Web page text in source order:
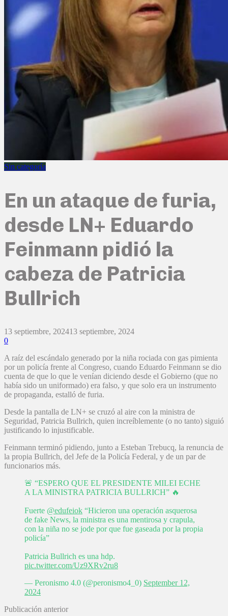
Sin categoría
En un ataque de furia,
desde LN+ Eduardo
Feinmann pidió la
cabeza de Patricia
Bullrich
13 septiembre, 202413 septiembre, 2024
0
A raíz del escándalo generado por la niña rociada con gas pimienta
por un policía frente al Congreso, cuando Eduardo Feinmann se dio
cuenta de que lo que le venían diciendo desde el Gobierno (que no
había sido un uniformado) era falso, y que solo era un instrumento
de propaganda, estalló de furia.
Desde la pantalla de LN+ se cruzó al aire con la ministra de
Seguridad, Patricia Bullrich, quien increíblemente (o no tanto) siguió
justificando lo injustificable.
Feinmann terminó pidiendo, junto a Esteban Trebucq, la renuncia de
la propia Bullrich, del Jefe de la Policía Federal, y de un par de
funcionarios más.
🚨 “ESPERO QUE EL PRESIDENTE MILEI ECHE
A LA MINISTRA PATRICIA BULLRICH” 🔥
Fuerte @edufeiok “Hicieron una operación asquerosa
de fake News, la ministra es una mentirosa y crapula,
con la niña no se jode por que fue gaseada por la propia
policía”
Patricia Bullrich es una hdp.
pic.twitter.com/Uz9XRv2ru8
— Peronismo 4.0 (@peronismo4_0) September 12,
2024
Publicación anterior